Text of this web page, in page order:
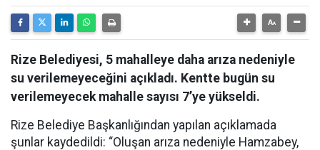
Rize Belediyesi, 5 mahalleye daha arıza nedeniyle
su verilemeyeceğini açıkladı. Kentte bugün su
verilemeyecek mahalle sayısı 7’ye yükseldi.
Rize Belediye Başkanlığından yapılan açıklamada
şunlar kaydedildi: “Oluşan arıza nedeniyle Hamzabey,